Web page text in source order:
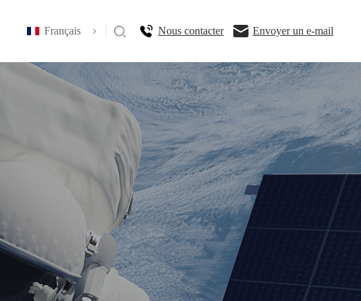
Français Nous contacter Envoyer un e-mail